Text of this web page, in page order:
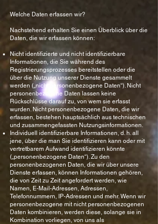
Welche Daten erfassen wir?
Nachstehend erhalten Sie einen Überblick über die
Daten, die wir erfassen können:
Nicht identifizierte und nicht identifizierbare
Informationen, die Sie während des
Registrierungsprozesses bereitstellen oder die
über die Nutzung unserer Dienste gesammelt
werden („nicht personenbezogene Daten“). Nicht
personenbezogene Daten lassen keine
Rückschlüsse darauf zu, von wem sie erfasst
wurden. Nicht personenbezogene Daten, die wir
erfassen, bestehen hauptsächlich aus technischen
und zusammengefassten Nutzungsinformationen.
Individuell identifizierbare Informationen, d. h. all
jene, über die man Sie identifizieren kann oder mit
vertretbarem Aufwand identifizieren könnte
(„personenbezogene Daten“). Zu den
personenbezogenen Daten, die wir über unsere
Dienste erfassen, können Informationen gehören,
die von Zeit zu Zeit angefordert werden, wie
Namen, E-Mail-Adressen, Adressen,
Telefonnummern, IP-Adressen und mehr. Wenn wir
personenbezogene mit nicht personenbezogenen
Daten kombinieren, werden diese, solange sie in
Kombination vorliegen, von uns als